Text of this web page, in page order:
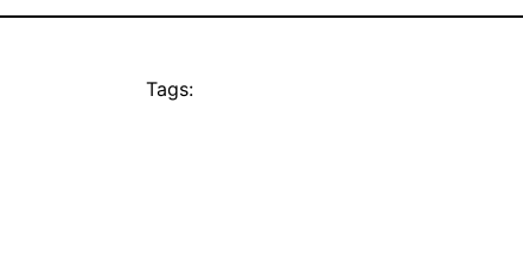
Tags: